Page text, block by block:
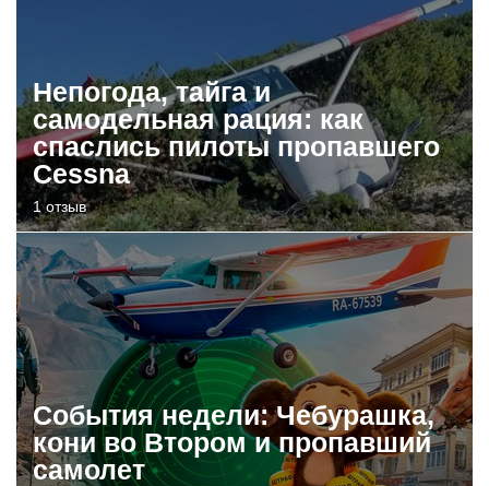
Непогода, тайга и
самодельная рация: как
спаслись пилоты пропавшего
Cessna
1 отзыв
События недели: Чебурашка,
кони во Втором и пропавший
самолет